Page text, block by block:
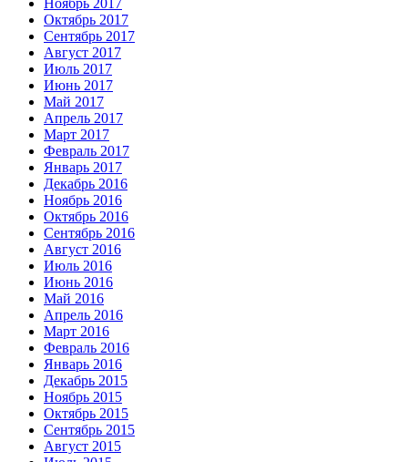
Октябрь 2017
Сентябрь 2017
Август 2017
Июль 2017
Июнь 2017
Май 2017
Апрель 2017
Март 2017
Февраль 2017
Январь 2017
Декабрь 2016
Ноябрь 2016
Октябрь 2016
Сентябрь 2016
Август 2016
Июль 2016
Июнь 2016
Май 2016
Апрель 2016
Март 2016
Февраль 2016
Январь 2016
Декабрь 2015
Ноябрь 2015
Октябрь 2015
Сентябрь 2015
Август 2015